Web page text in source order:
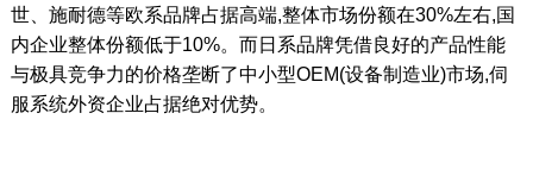
世、施耐德等欧系品牌占据高端,整体市场份额在30%左右,国
内企业整体份额低于10%。而日系品牌凭借良好的产品性能
与极具竞争力的价格垄断了中小型OEM(设备制造业)市场,伺
服系统外资企业占据绝对优势。